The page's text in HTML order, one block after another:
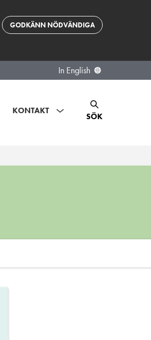
GODKÄNN NÖDVÄNDIGA
In English
KONTAKT
SÖK